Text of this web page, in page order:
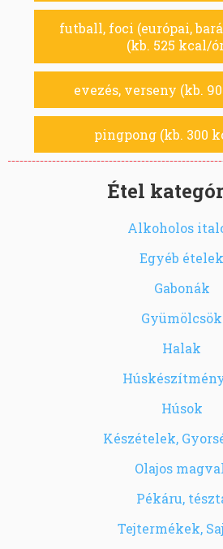
futball, foci (európai,
(kb. 525 kcal/
evezés, verseny (kb.
pingpong (kb. 300
Étel
Alkoholos
Egyéb ételek
Gabonák
Gyümölcsök
Halak
Húsok
Készételek,
Olajos
Pékáru,
Tejtermékek,